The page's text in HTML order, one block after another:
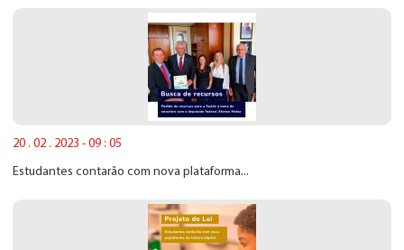
20 . 02 . 2023 - 09 : 05
Estudantes contarão com nova plataforma...